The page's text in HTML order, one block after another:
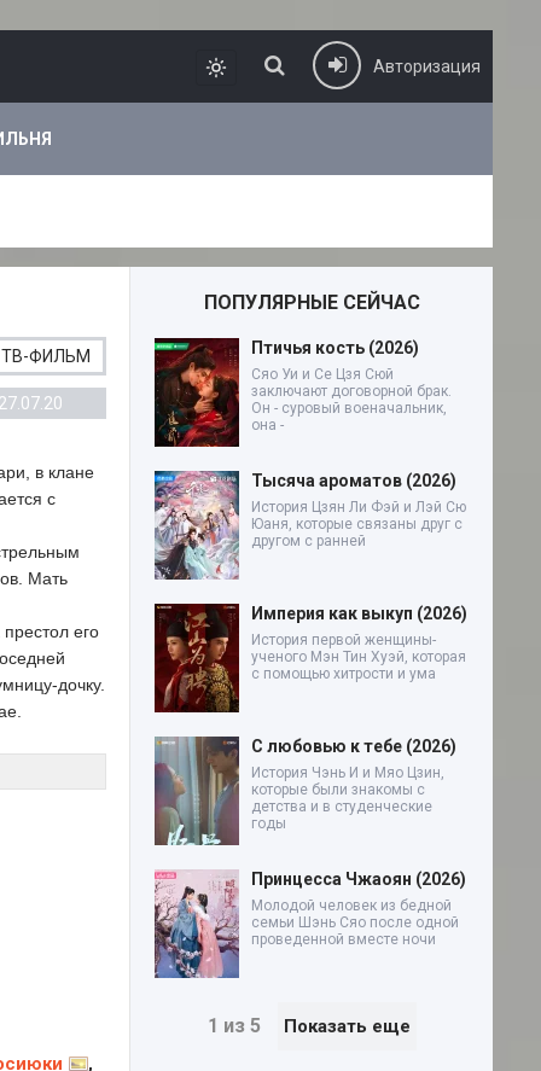
Авторизация
ТВ-ФИЛЬМ
27.07.20
в клане
с
Мать
его
дочку.
,
ПОПУЛЯРНЫЕ СЕЙЧАС
Птичья кость (2026)
Сяо Уи и Се Цзя Сюй
заключают договорной брак.
Он - суровый военачальник,
она -
Тысяча ароматов (2026)
История Цзян Ли Фэй и Лэй Сю
Юаня, которые связаны друг с
другом с ранней
Империя как выкуп (2026)
История первой женщины-
ученого Мэн Тин Хуэй, которая
с помощью хитрости и ума
С любовью к тебе (2026)
История Чэнь И и Мяо Цзин,
которые были знакомы с
детства и в студенческие
годы
Принцесса Чжаоян (2026)
Молодой человек из бедной
семьи Шэнь Сяо после одной
проведенной вместе ночи
1 из 5 Показать еще